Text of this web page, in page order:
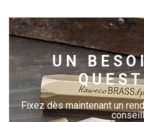
UN
Fixez dès maintenant un